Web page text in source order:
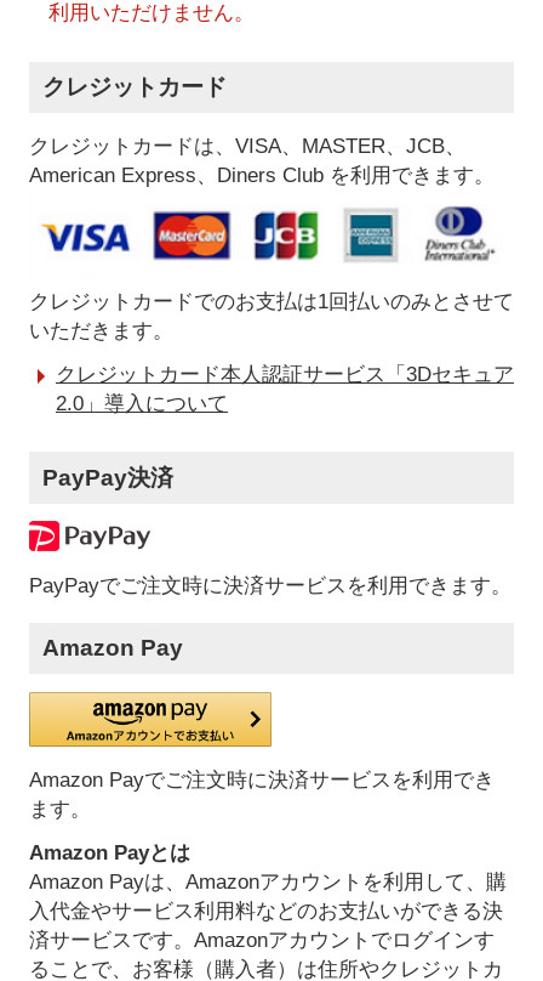
利用いただけません。
クレジットカード
クレジットカードは、VISA、MASTER、JCB、
American Express、Diners Club を利用できます。
クレジットカードでのお支払は1回払いのみとさせて
いただきます。
クレジットカード本人認証サービス「3Dセキュア
2.0」導入について
PayPay決済
PayPayでご注文時に決済サービスを利用できます。
Amazon Pay
Amazon Payでご注文時に決済サービスを利用でき
ます。
Amazon Payとは
Amazon Payは、Amazonアカウントを利用して、購
入代金やサービス利用料などのお支払いができる決
済サービスです。Amazonアカウントでログインす
ることで、お客様（購入者）は住所やクレジットカ